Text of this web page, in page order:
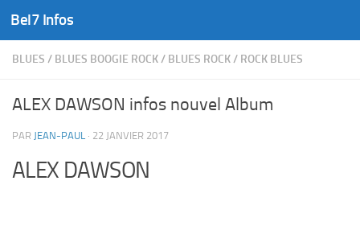
Skip to content
Bel7 Infos
BLUES / BLUES BOOGIE ROCK/ BLUES ROCK/ ROCK BLUES
ALEX DAWSON infos nouvel Album
PAR JEAN-PAUL · 22 JANVIER 2017
ALEX DAWSON